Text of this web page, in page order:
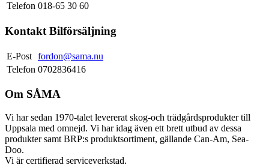
Telefon 018-65 30 60
Kontakt Bilförsäljning
E-Post fordon@sama.nu
Telefon 0702836416
Om SÅMA
Vi har sedan 1970-talet levererat skog-och trädgårdsprodukter till
Uppsala med omnejd. Vi har idag även ett brett utbud av dessa
produkter samt BRP:s produktsortiment, gällande Can-Am, Sea-
Doo.
Vi är certifierad serviceverkstad.